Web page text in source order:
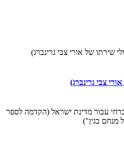
שירתו של אורי צבי גרינברג)
צבי גרינברג)
עבור מדינת ישראל (הקדמה לספר
מנחם בגין")